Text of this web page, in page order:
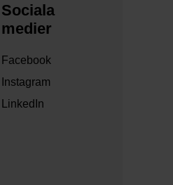
Sociala
medier
Facebook
Instagram
LinkedIn